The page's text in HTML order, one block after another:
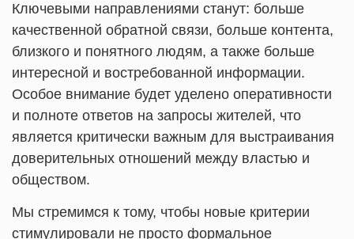
Ключевыми направлениями станут: больше
качественной обратной связи, больше контента,
близкого и понятного людям, а также больше
интересной и востребованной информации.
Особое внимание будет уделено оперативности
и полноте ответов на запросы жителей, что
является критически важным для выстраивания
доверительных отношений между властью и
обществом.
Мы стремимся к тому, чтобы новые критерии
стимулировали не просто формальное